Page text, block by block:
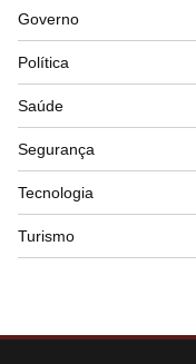
Governo
Política
Saúde
Segurança
Tecnologia
Turismo